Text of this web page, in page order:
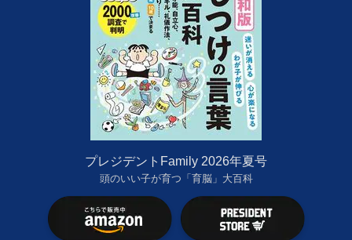
プレジデントFamily 2026年夏号
頭のいい子が育つ「育脳」大百科